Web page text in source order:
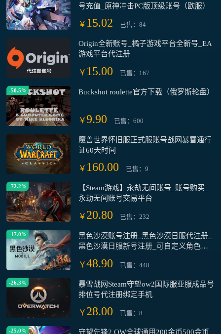
号充值_原神冲击PC版顶级账号（欧服）
￥ 15.02 已售：84
Origin全新账号_橘子游戏平台全新号_EA
游戏平台代注册
￥ 15.00 已售：167
-50.5% Buckshot roulette官方下载（俄罗斯轮盘）
￥9.90 已售：600
魔兽世界怀旧服正式服账号战网暴雪通行
证60天时间
￥ 160.00 已售：9
-72.2%
【Steam游戏】永劫无间账号_账号购买_
永劫无间账号交易平台
￥ 20.80 已售：232
-17.0%
黑色沙漠账号注册_黑色沙漠日服代注册_
黑色沙漠日服新号注册_可自定义角色名
￥48.90 已售：448
-26.3%
暴雪战网Steam守望ow2国际服亚服成品号
排位号代注册绑定手机
￥ 28.00 已售：8
-25.0% 守望先锋2 OW全球通用200金币500金币